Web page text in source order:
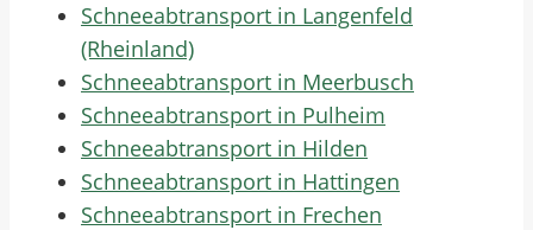
Schneeabtransport in Langenfeld
(Rheinland)
Schneeabtransport in Meerbusch
Schneeabtransport in Pulheim
Schneeabtransport in Hilden
Schneeabtransport in Hattingen
Schneeabtransport in Frechen